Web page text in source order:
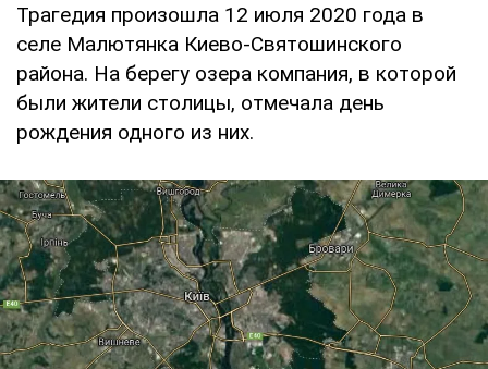
Трагедия произошла 12 июля 2020 года в
селе Малютянка Киево-Святошинского
района. На берегу озера компания, в которой
были жители столицы, отмечала день
рождения одного из них.